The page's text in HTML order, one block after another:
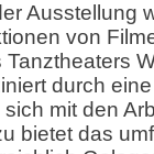
Ausstellung
von
durch
mit den
bietet das